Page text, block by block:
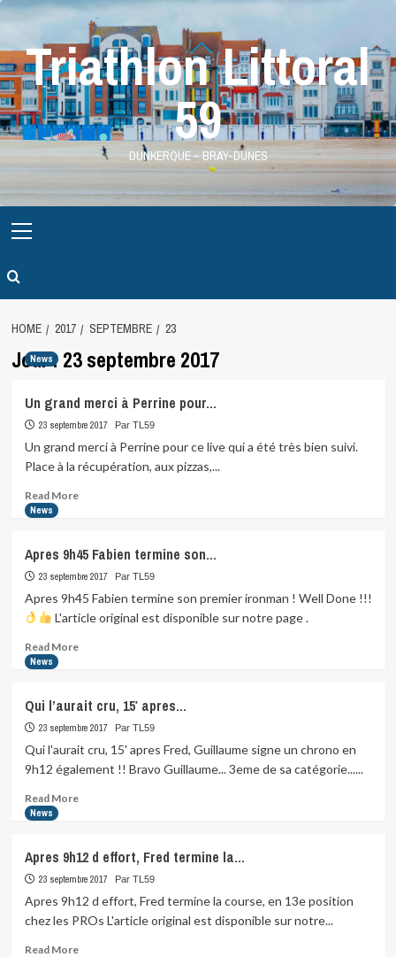
Skip
contentTriathlon Littoral
59
DUNKERQUE – BRAY-DUNES
Menu
HOME 2017 SEPTEMBRE 23
Jour :23 septembre 2017
News
Un grand merci à Perrine pour…
23 septembre 2017 Par TL59
Un grand merci à Perrine pour ce live qui a été très bien suivi.
Place à la récupération, aux pizzas,...
Read MoreRead
grand
merci
à
pour…
News
Apres 9h45 Fabien termine son…
23 septembre 2017 Par TL59
Apres 9h45 Fabien termine son premier ironman ! Well Done !!!
L'article original est disponible sur notre page .
Read MoreRead
9h45
Fabien
termine
News
Qui l’aurait cru, 15′ apres…
23 septembre 2017 Par TL59
Qui l'aurait cru, 15' apres Fred, Guillaume signe un chrono en
9h12 également !! Bravo Guillaume... 3eme de sa catégorie......
Read MoreRead
l’aurait
cru,
15′
News
Apres 9h12 d effort, Fred termine la…
23 septembre 2017 Par TL59
Apres 9h12 d effort, Fred termine la course, en 13e position
chez les PROs L'article original est disponible sur notre...
Read MoreRead